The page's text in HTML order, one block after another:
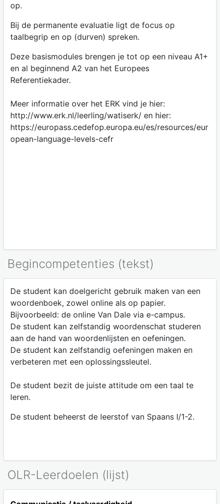
op.
Bij de permanente evaluatie ligt de focus op
taalbegrip en op (durven) spreken.
Deze basismodules brengen je tot op een niveau A1+
en al beginnend A2 van het Europees
Referentiekader.
Meer informatie over het ERK vind je hier:
http://www.erk.nl/leerling/watiserk/ en hier:
https://europass.cedefop.europa.eu/es/resources/eur
opean-language-levels-cefr
Begincompetenties (tekst)
De student kan doelgericht gebruik maken van een
woordenboek, zowel online als op papier.
Bijvoorbeeld: de online Van Dale via e-campus.
De student kan zelfstandig woordenschat studeren
aan de hand van woordenlijsten en oefeningen.
De student kan zelfstandig oefeningen maken en
verbeteren met een oplossingssleutel.
De student bezit de juiste attitude om een taal te
leren.
De student beheerst de leerstof van Spaans I/1-2.
OLR-Leerdoelen (lijst)